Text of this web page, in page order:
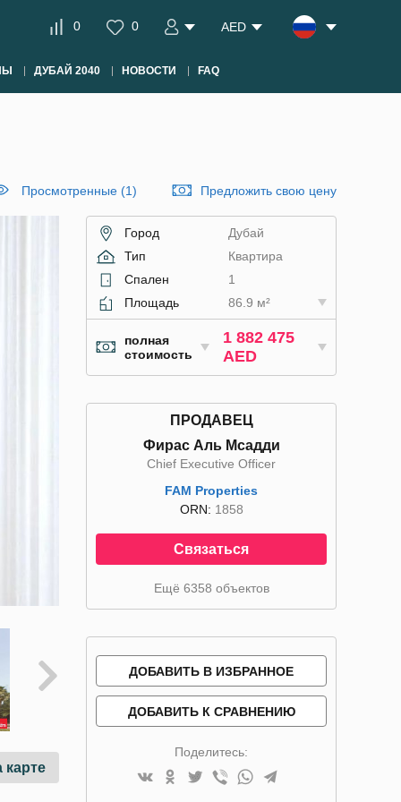
0 0 AED
ДУБАЙ 2040 НОВОСТИ FAQ
Просмотренные (1) Предложить свою цену
карте
Город
Дубай
Тип
Квартира
Спален
1
Площадь
86.9 м²
полная
стоимость
1 882 475
AED
ПРОДАВЕЦ
Фирас Аль Мсадди
Chief Executive Officer
FAM Properties
ORN: 1858
Связаться
Ещё 6358 объектов
ДОБАВИТЬ В ИЗБРАННОЕ
ДОБАВИТЬ К СРАВНЕНИЮ
Поделитесь: